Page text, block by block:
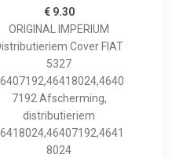
€ 9.30
ORIGINAL IMPERIUM
Cover FIAT
5327
7192 Afscherming,
distributieriem
8024